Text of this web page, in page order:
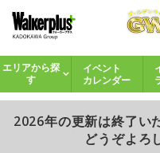
エリアから探
す
イベント
カレンダー
2026年の更新は終了い
どうぞよろ